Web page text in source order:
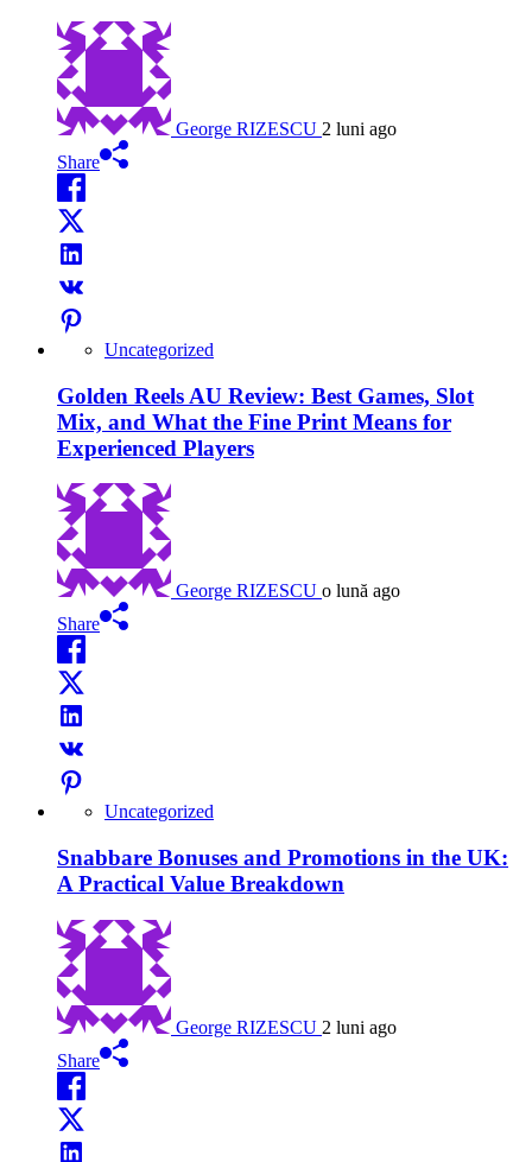
George RIZESCU 2 luni ago
Share
Uncategorized
Golden Reels AU Review: Best Games, Slot
Mix, and What the Fine Print Means for
Experienced Players
George RIZESCU o lună ago
Share
Uncategorized
Snabbare Bonuses and Promotions in the UK:
A Practical Value Breakdown
George RIZESCU 2 luni ago
Share